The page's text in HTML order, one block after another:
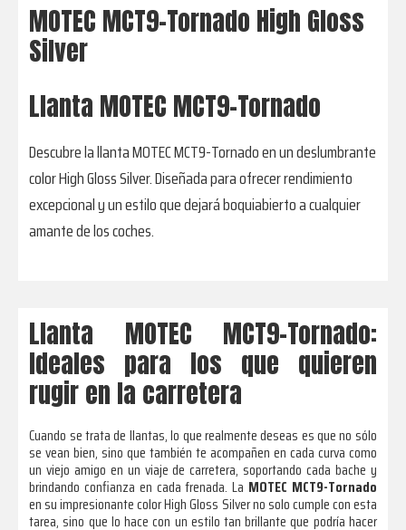
MOTEC MCT9-Tornado High Gloss
Silver
Llanta MOTEC MCT9-Tornado
Descubre la llanta MOTEC MCT9-Tornado en un deslumbrante
color High Gloss Silver. Diseñada para ofrecer rendimiento
excepcional y un estilo que dejará boquiabierto a cualquier
amante de los coches.
Llanta MOTEC MCT9-Tornado:
Ideales para los que quieren
rugir en la carretera
Cuando se trata de llantas, lo que realmente deseas es que no sólo
se vean bien, sino que también te acompañen en cada curva como
un viejo amigo en un viaje de carretera, soportando cada bache y
brindando confianza en cada frenada. La MOTEC MCT9-Tornado
en su impresionante color High Gloss Silver no solo cumple con esta
tarea, sino que lo hace con un estilo tan brillante que podría hacer